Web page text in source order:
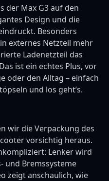
der Max G3 auf den
Design und die
Besonders
externes Netzteil mehr
Ladenetzteil das
ist ein echtes Plus, vor
oder den Alltag – einfach
und los geht’s.
wir die Verpackung des
vorsichtig heraus.
Lenker wird
und Bremssysteme
zeigt anschaulich, wie